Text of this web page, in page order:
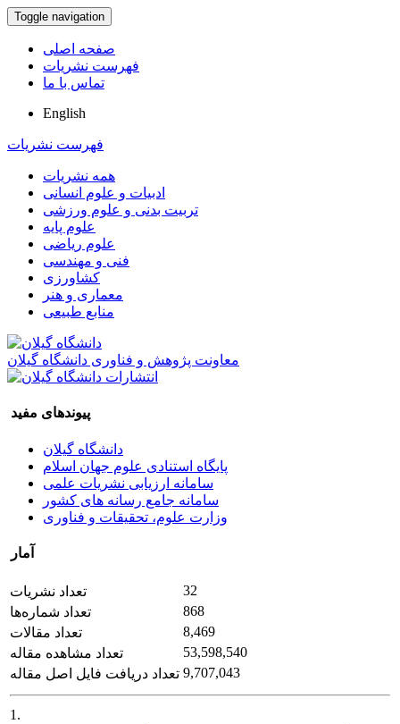
Toggle navigation
صفحه اصلی
فهرست نشریات
تماس با ما
English
فهرست نشریات
همه نشریات
ادبیات و علوم انسانی
تربیت بدنی و علوم ورزشی
علوم پایه
علوم ریاضی
فنی و مهندسی
کشاورزی
معماری و هنر
منابع طبیعی
معاونت پژوهش و فناوری دانشگاه گیلان
پیوندهای مفید
دانشگاه گیلان
پایگاه استنادی علوم جهان اسلام
سامانه ارزیابی نشریات علمی
سامانه جامع رسانه های کشور
وزارت علوم، تحقیقات و فناوری
آمار
تعداد نشریات
32
تعداد شماره‌ها
868
تعداد مقالات
8,469
تعداد مشاهده مقاله
53,598,540
تعداد دریافت فایل اصل مقاله 9,707,043
1.